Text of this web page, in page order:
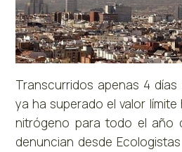
Transcurridos apenas 4 días
ya ha superado el valor
nitrógeno para todo el año
denuncian desde